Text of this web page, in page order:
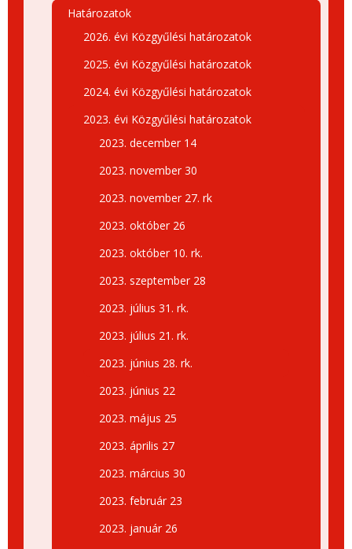
Határozatok
2026. évi Közgyűlési határozatok
2025. évi Közgyűlési határozatok
2024. évi Közgyűlési határozatok
2023. évi Közgyűlési határozatok
2023. december 14
2023. november 30
2023. november 27. rk
2023. október 26
2023. október 10. rk.
2023. szeptember 28
2023. július 31. rk.
2023. július 21. rk.
2023. június 28. rk.
2023. június 22
2023. május 25
2023. április 27
2023. március 30
2023. február 23
2023. január 26